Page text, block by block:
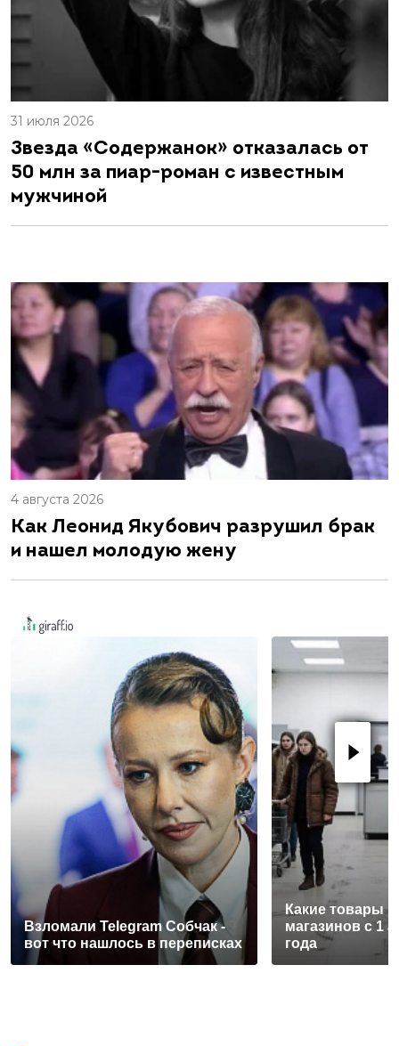
31 июля 2026
Звезда «Содержанок» отказалась от
50 млн за пиар-роман с известным
мужчиной
4 августа 2026
Как Леонид Якубович разрушил брак
и нашел молодую жену
Взломали Telegram Собчак -
вот что нашлось в переписках
Какие товары
магазинов с 1
года